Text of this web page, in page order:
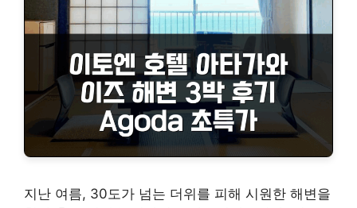
지난 여름, 30도가 넘는 더위를 피해 시원한 해변을